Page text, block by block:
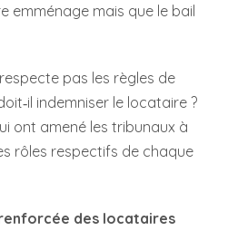
emménage mais que le bail
pas les règles de
indemniser le locataire ?
ont amené les tribunaux à
rôles respectifs de chaque
des locataires